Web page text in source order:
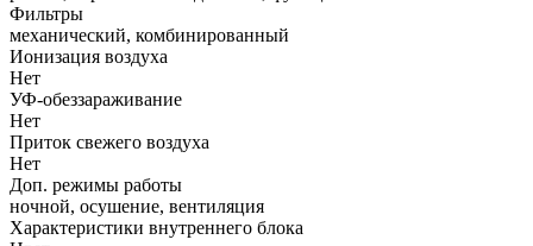
Фильтры
механический, комбинированный
Ионизация воздуха
Нет
УФ-обеззараживание
Нет
Приток свежего воздуха
Нет
Доп. режимы работы
ночной, осушение, вентиляция
Характеристики внутреннего блока